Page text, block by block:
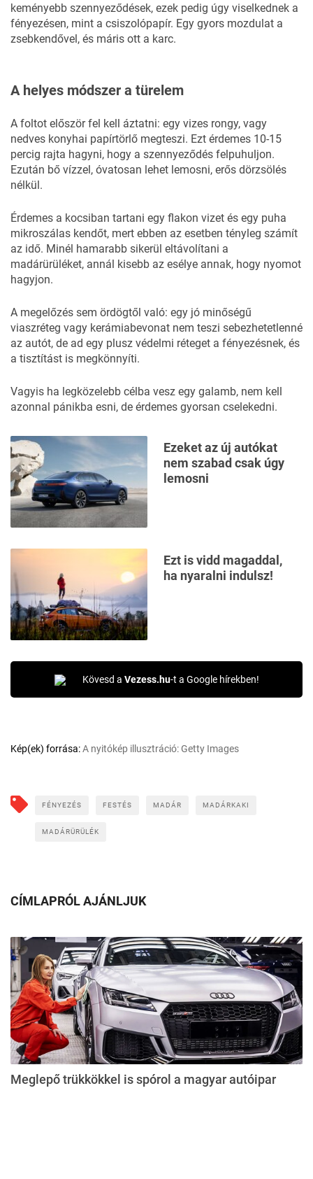
keményebb szennyeződések, ezek pedig úgy viselkednek a
fényezésen, mint a csiszolópapír. Egy gyors mozdulat a
zsebkendővel, és máris ott a karc.
A helyes módszer a türelem
A foltot először fel kell áztatni: egy vizes rongy, vagy
nedves konyhai papírtörlő megteszi. Ezt érdemes 10-15
percig rajta hagyni, hogy a szennyeződés felpuhuljon.
Ezután bő vízzel, óvatosan lehet lemosni, erős dörzsölés
nélkül.
Érdemes a kocsiban tartani egy flakon vizet és egy puha
mikroszálas kendőt, mert ebben az esetben tényleg számít
az idő. Minél hamarabb sikerül eltávolítani a
madárürüléket, annál kisebb az esélye annak, hogy nyomot
hagyjon.
A megelőzés sem ördögtől való: egy jó minőségű
viaszréteg vagy kerámiabevonat nem teszi sebezhetetlenné
az autót, de ad egy plusz védelmi réteget a fényezésnek, és
a tisztítást is megkönnyíti.
Vagyis ha legközelebb célba vesz egy galamb, nem kell
azonnal pánikba esni, de érdemes gyorsan cselekedni.
Ezeket az új autókat
nem szabad csak úgy
lemosni
Ezt is vidd magaddal,
ha nyaralni indulsz!
Kövesd a Vezess.hu-t a Google hírekben!
Kép(ek) forrása:A nyitókép illusztráció: Getty Images
FÉNYEZÉS FESTÉS MADÁR MADÁRKAKI
MADÁRÜRÜLÉK
CÍMLAPRÓL AJÁNLJUK
Meglepő trükkökkel is spórol a magyar autóipar